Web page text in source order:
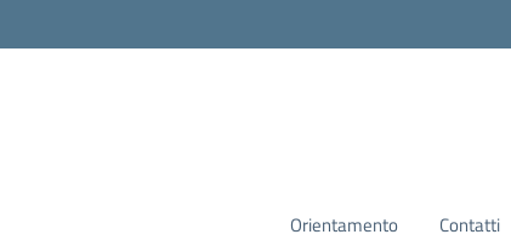
Orientamento Contatti